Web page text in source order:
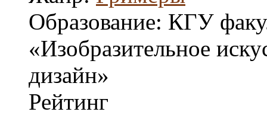
Образование: КГУ
«Изобразительное
дизайн»
Рейтинг